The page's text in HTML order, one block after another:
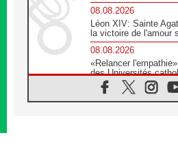
08.08.2026
Léon XIV: Sainte
la victoire de l'amour
08.08.2026
«Relancer
des Universités
08.08.2026
Signis 2026, donner